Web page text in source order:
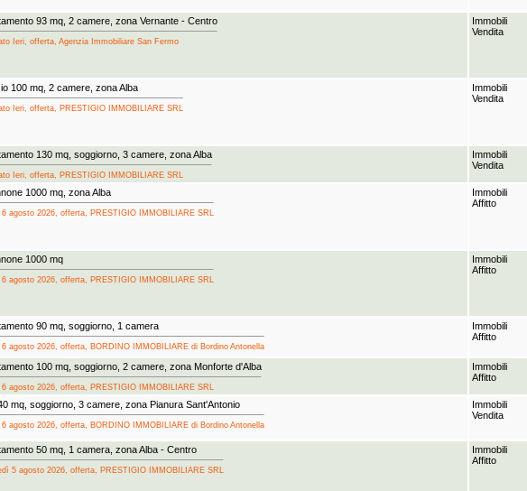
93 mq, 2 camere, zona Vernante - Centro
Ieri, offerta, Agenzia Immobiliare San Fermo
Immobili
Vendita
100 mq, 2 camere, zona Alba
Ieri, offerta, PRESTIGIO IMMOBILIARE SRL
Immobili
Vendita
130 mq, soggiorno, 3 camere, zona Alba
Ieri, offerta, PRESTIGIO IMMOBILIARE SRL
Immobili
Vendita
1000 mq, zona Alba
agosto 2026, offerta, PRESTIGIO IMMOBILIARE SRL
Immobili
Affitto
1000 mq
agosto 2026, offerta, PRESTIGIO IMMOBILIARE SRL
Immobili
Affitto
90 mq, soggiorno, 1 camera
agosto 2026, offerta, BORDINO IMMOBILIARE di Bordino Antonella
Immobili
Affitto
100 mq, soggiorno, 2 camere, zona Monforte d'Alba
agosto 2026, offerta, PRESTIGIO IMMOBILIARE SRL
Immobili
Affitto
mq, soggiorno, 3 camere, zona Pianura Sant'Antonio
agosto 2026, offerta, BORDINO IMMOBILIARE di Bordino Antonella
Immobili
Vendita
50 mq, 1 camera, zona Alba - Centro
5 agosto 2026, offerta, PRESTIGIO IMMOBILIARE SRL
Immobili
Affitto